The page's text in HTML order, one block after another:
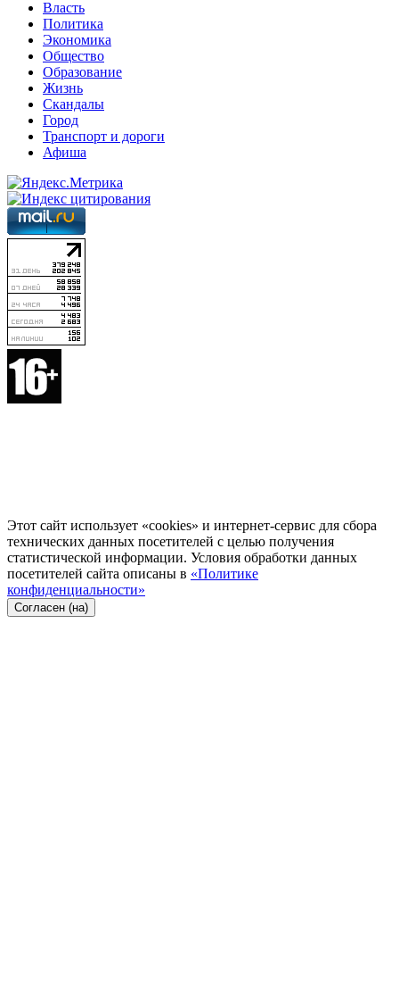
Власть
Политика
Экономика
Общество
Образование
Жизнь
Скандалы
Город
Транспорт и дороги
Афиша
Этот сайт использует «cookies» и интернет-сервис для сбора
технических данных посетителей с целью получения
статистической информации. Условия обработки данных
посетителей сайта описаны в «Политике
конфиденциальности»
Согласен (на)